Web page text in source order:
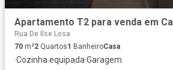
Apartamento T2 para venda em
Rua De Ilse Losa
70 m²2 Quartos1 BanheiroCasa
·Cozinha equipada·Garagem